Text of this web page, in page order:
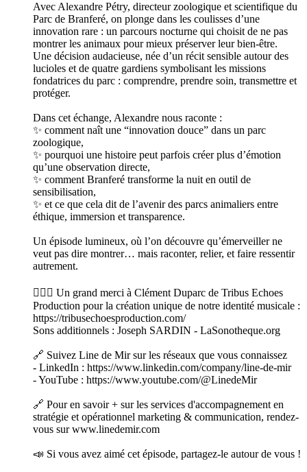
Avec Alexandre Pétry, directeur zoologique et scientifique du
Parc de Branferé, on plonge dans les coulisses d’une
innovation rare : un parcours nocturne qui choisit de ne pas
montrer les animaux pour mieux préserver leur bien-être.
Une décision audacieuse, née d’un récit sensible autour des
lucioles et de quatre gardiens symbolisant les missions
fondatrices du parc : comprendre, prendre soin, transmettre et
protéger.
Dans cet échange, Alexandre nous raconte :
✨ comment naît une “innovation douce” dans un parc
zoologique,
✨ pourquoi une histoire peut parfois créer plus d’émotion
qu’une observation directe,
✨ comment Branferé transforme la nuit en outil de
sensibilisation,
✨ et ce que cela dit de l’avenir des parcs animaliers entre
éthique, immersion et transparence.
Un épisode lumineux, où l’on découvre qu’émerveiller ne
veut pas dire montrer… mais raconter, relier, et faire ressentir
autrement.
🙋🏽‍♀️ Un grand merci à Clément Duparc de Tribus Echoes
Production pour la création unique de notre identité musicale :
https://tribusechoesproduction.com/
Sons additionnels : Joseph SARDIN - LaSonotheque.org
🔗 Suivez Line de Mir sur les réseaux que vous connaissez
- LinkedIn : https://www.linkedin.com/company/line-de-mir
- YouTube : https://www.youtube.com/@LinedeMir
🔗 Pour en savoir + sur les services d'accompagnement en
stratégie et opérationnel marketing & communication, rendez-
vous sur www.linedemir.com
📣 Si vous avez aimé cet épisode, partagez-le autour de vous !